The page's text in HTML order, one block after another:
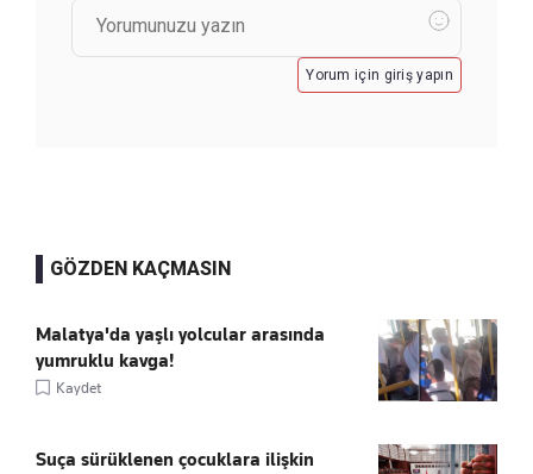
Yorum için giriş yapın
GÖZDEN KAÇMASIN
Malatya'da yaşlı yolcular arasında
yumruklu kavga!
Kaydet
Suça sürüklenen çocuklara ilişkin